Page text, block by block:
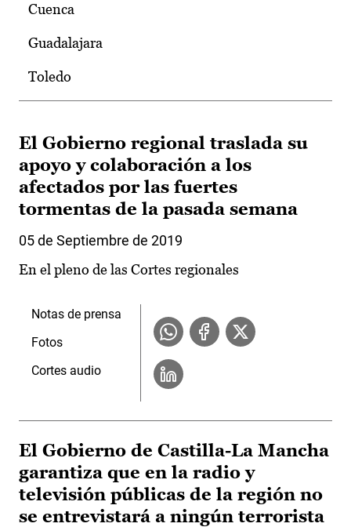
Cuenca
Guadalajara
Toledo
El Gobierno regional traslada su
apoyo y colaboración a los
afectados por las fuertes
tormentas de la pasada semana
05 de Septiembre de 2019
En el pleno de las Cortes regionales
Notas de prensa
Fotos
Cortes audio
El Gobierno de Castilla-La Mancha
garantiza que en la radio y
televisión públicas de la región no
se entrevistará a ningún terrorista